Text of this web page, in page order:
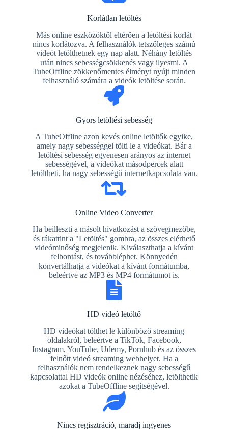
Korlátlan letöltés
Más online eszközöktől eltérően a letöltési korlát
nincs korlátozva. A felhasználók tetszőleges számú
videót letölthetnek egy nap alatt. Néhány letöltés
után nincs sebességcsökkenés vagy ilyesmi. A
TubeOffline zökkenőmentes élményt nyújt minden
felhasználó számára a videók letöltése során.
Gyors letöltési sebesség
A TubeOffline azon kevés online letöltők egyike,
amely nagy sebességgel tölti le a videókat. Bár a
letöltési sebesség egyenesen arányos az internet
sebességével, a videókat másodpercek alatt
letöltheti, ha nagy sebességű internetkapcsolata van.
Online Video Converter
Ha beilleszti a másolt hivatkozást a szövegmezőbe,
és rákattint a "Letöltés" gombra, az összes elérhető
videóminőség megjelenik. Kiválaszthatja a kívánt
felbontást, és továbbléphet. Könnyedén
konvertálhatja a videókat a kívánt formátumba,
beleértve az MP3 és MP4 formátumot is.
HD videó letöltő
HD videókat tölthet le különböző streaming
oldalakról, beleértve a TikTok, Facebook,
Instagram, YouTube, Udemy, Pornhub és az összes
felnőtt videó streaming webhelyet. Ha a
felhasználók nem rendelkeznek nagy sebességű
kapcsolattal HD videók online nézéséhez, letölthetik
azokat a TubeOffline segítségével.
Nincs regisztráció, maradj ingyenes